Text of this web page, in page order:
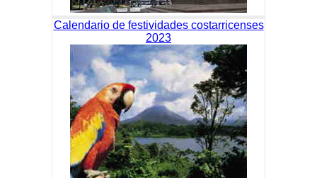
Calendario de festividades costarricenses
2023